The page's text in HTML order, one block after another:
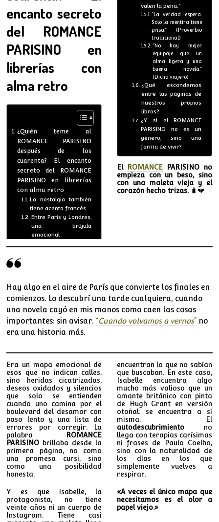
encanto secreto
del ROMANCE
PARISINO en
librerías con
alma retro
¿Quién teme al
ROMANCE PARISINO
después de los
cuarenta? El encanto
secreto del ROMANCE
PARISINO en librerías
con alma retro
La nostalgia también
tiene acento francés
Entre París y Londres,
una brújula
emocional
valen la pena.”
“La verdad espera.
Solo la mentira tiene
prisa.” (Proverbio
tradicional)
“No hay mejor
equipaje que un
alma ligera y una
buena novela.”
(Dicho viajero)
¿Qué escondemos
entre las páginas de
nuestros propios
libros?
¿Y si el ROMANCE
PARISINO no es un
género, sino una
forma de vivir?
El ROMANCEPARISINO no
empieza con un beso, sino
con una maleta vieja y el
corazón hecho trizas.🧳💔
Hay algo en el aire de París que convierte los finales en
comienzos. Lo descubrí una tarde cualquiera, cuando
una novela cayó en mis manos como caen las cosas
importantes: sin avisar. “Cuando volvamos a vernos” no
era una historia más.
Era un mapa emocional de
esos que no indican calles,
sino heridas cicatrizadas,
deseos oxidados y silencios
que solo se entienden
cuando uno camina por el
boulevard del desamor con
paso lento y una lista de
errores por corregir. La
palabra
ROMANCE
PARISINO brillaba desde la
primera página, no como
una promesa cursi, sino
como una posibilidad
honesta.
Y es que Isabelle, la
protagonista, no tiene
veinte años ni un cuerpo de
Instagram. Tiene casi
encuentran lo que no sabían
que buscaban. En este caso,
Isabelle encuentra algo
mucho más valioso que un
amante británico con pinta
de Hugh Grant en versión
otoñal: se encuentra a sí
misma. El
autodescubrimientono
llega con terapias carísimas
ni frases de Paulo Coelho,
sino con la naturalidad de
los días en los que
simplemente vuelves a
respirar.
«A veces el único mapa que
necesitamos es el olor a
papel viejo.»